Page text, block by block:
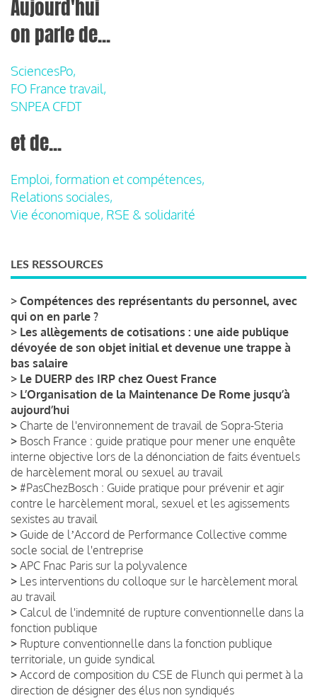
Aujourd'hui
on parle de...
SciencesPo,
FO France travail,
SNPEA CFDT
et de...
Emploi, formation et compétences,
Relations sociales,
Vie économique, RSE & solidarité
LES RESSOURCES
> Compétences des représentants du personnel, avec
qui on en parle ?
> Les allègements de cotisations : une aide publique
dévoyée de son objet initial et devenue une trappe à
bas salaire
> Le DUERP des IRP chez Ouest France
> L’Organisation de la Maintenance De Rome jusqu’à
aujourd’hui
> Charte de l'environnement de travail de Sopra-Steria
> Bosch France : guide pratique pour mener une enquête
interne objective lors de la dénonciation de faits éventuels
de harcèlement moral ou sexuel au travail
> #PasChezBosch : Guide pratique pour prévenir et agir
contre le harcèlement moral, sexuel et les agissements
sexistes au travail
> Guide de lʼAccord de Performance Collective comme
socle social de l'entreprise
> APC Fnac Paris sur la polyvalence
> Les interventions du colloque sur le harcèlement moral
au travail
> Calcul de l'indemnité de rupture conventionnelle dans la
fonction publique
> Rupture conventionnelle dans la fonction publique
territoriale, un guide syndical
> Accord de composition du CSE de Flunch qui permet à la
direction de désigner des élus non syndiqués